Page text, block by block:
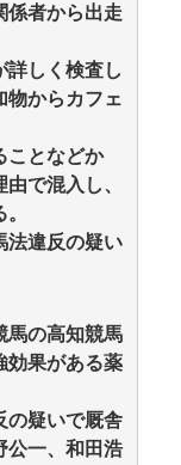
係者から出走
詳しく検査し
物からカフェ
ことなどか
で混入し、
法違反の疑い
馬の高知競馬
効果がある薬
の疑いで厩舎
公一、和田浩